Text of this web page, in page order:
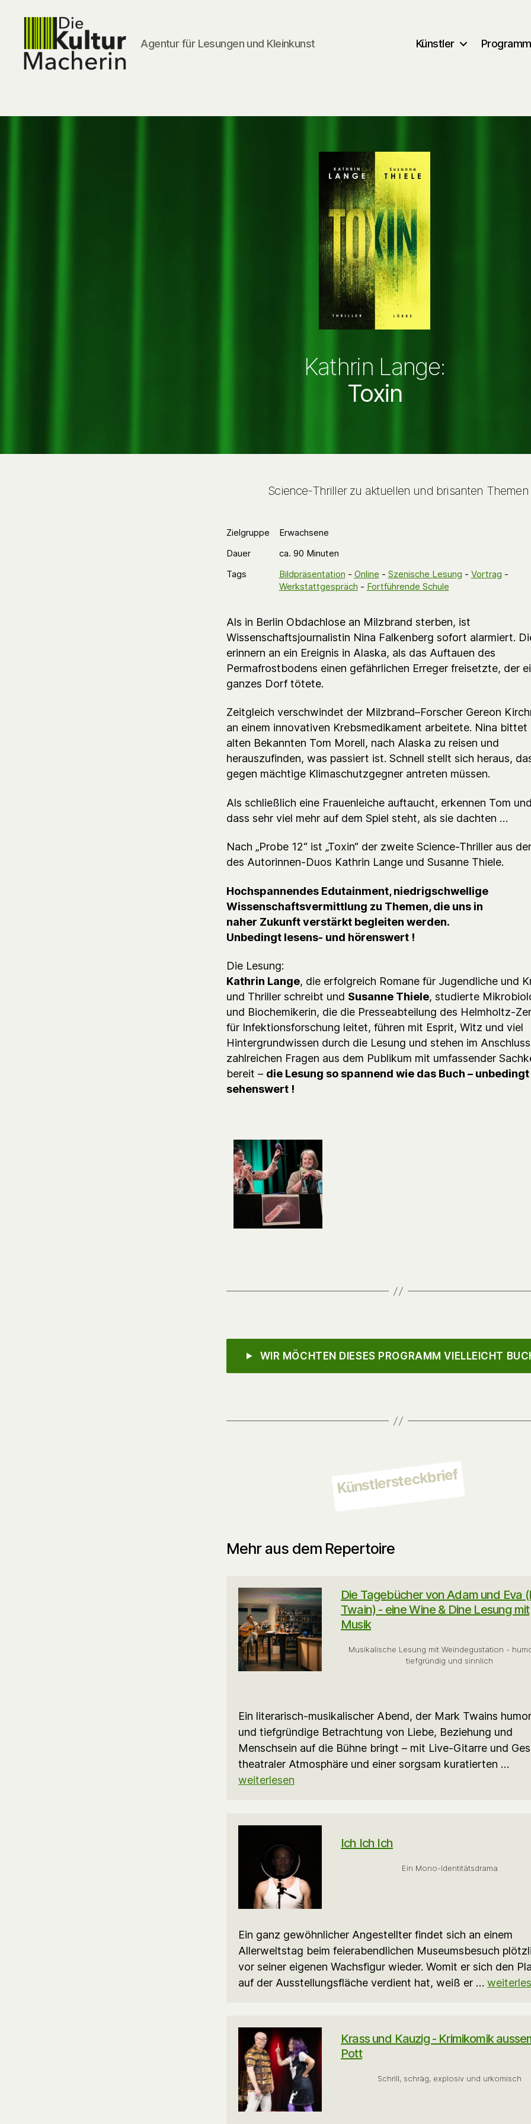
Agentur für Lesungen und Kleinkunst Künstler
Kathrin Lange:
Toxin
Science-Thriller zu aktuellen und brisanten Themen
Zielgruppe
Erwachsene
Dauer
ca. 90 Minuten
Tags
Bildpräsentation - Online - Szenische Lesung - Vortrag -
Werkstattgespräch - Fortführende Schule
Als in Berlin Obdachlose an Milzbrand sterben, ist
Wissenschaftsjournalistin Nina Falkenberg sofort alarmiert.
erinnern an ein Ereignis in Alaska, als das Auftauen des
Permafrostbodens einen gefährlichen Erreger freisetzte, der
ganzes Dorf tötete.
Zeitgleich verschwindet der Milzbrand–Forscher Gereon
an einem innovativen Krebsmedikament arbeitete. Nina bittet
alten Bekannten Tom Morell, nach Alaska zu reisen und
herauszufinden, was passiert ist. Schnell stellt sich heraus,
gegen mächtige Klimaschutzgegner antreten müssen.
Als schließlich eine Frauenleiche auftaucht, erkennen Tom
dass sehr viel mehr auf dem Spiel steht, als sie dachten …
Nach „Probe 12“ ist „Toxin“ der zweite Science-Thriller aus
des Autorinnen-Duos Kathrin Lange und Susanne Thiele.
Hochspannendes Edutainment, niedrigschwellige
Wissenschaftsvermittlung zu Themen, die uns in
naher Zukunft verstärkt begleiten werden.
Unbedingt lesens- und hörenswert !
Die Lesung:
Kathrin Lange, die erfolgreich Romane für Jugendliche und
und Thriller schreibt und Susanne Thiele, studierte
und Biochemikerin, die die Presseabteilung des Helmholtz-
für Infektionsforschung leitet, führen mit Esprit, Witz und viel
Hintergrundwissen durch die Lesung und stehen im
zahlreichen Fragen aus dem Publikum mit umfassender
bereit – die Lesung so spannend wie das Buch – unbedingt
sehenswert !
WIR MÖCHTEN DIESES PROGRAMM VIELLEICHT
Künstlersteckbrief
Mehr aus dem Repertoire
Die Tagebücher von Adam und Eva
Twain) - eine Wine & Dine Lesung mit
Musik
Musikalische Lesung mit Weindegustation -
tiefgründig und sinnlich
Ein literarisch-musikalischer Abend, der Mark Twains
und tiefgründige Betrachtung von Liebe, Beziehung und
Menschsein auf die Bühne bringt – mit Live-Gitarre und
theatraler Atmosphäre und einer sorgsam kuratierten …
weiterlesen
Ich Ich Ich
Ein Mono-Identitätsdrama
Ein ganz gewöhnlicher Angestellter findet sich an einem
Allerweltstag beim feierabendlichen Museumsbesuch
vor seiner eigenen Wachsfigur wieder. Womit er sich den
auf der Ausstellungsfläche verdient hat, weiß er …
Krass und Kauzig - Krimikomik
Pott
Schrill, schräg, explosiv und urkomisch